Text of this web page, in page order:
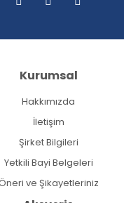
Kurumsal
Hakkımızda
İletişim
Şirket Bilgileri
Yetkili Bayi Belgeleri
ve Şikayetleriniz